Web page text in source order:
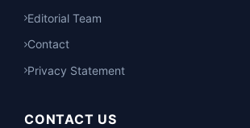
Editorial Team
Contact
Privacy Statement
CONTACT US